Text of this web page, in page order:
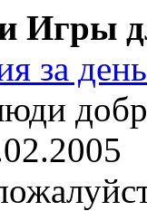
Игры
за день